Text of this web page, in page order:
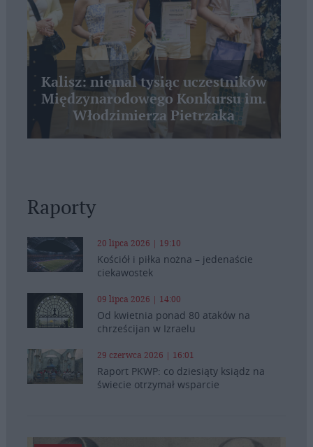
Kalisz: niemal tysiąc uczestników
Międzynarodowego Konkursu im.
Włodzimierza Pietrzaka
Raporty
20 lipca 2026 | 19:10
Kościół i piłka nożna – jedenaście
ciekawostek
09 lipca 2026 | 14:00
Od kwietnia ponad 80 ataków na
chrześcijan w Izraelu
29 czerwca 2026 | 16:01
Raport PKWP: co dziesiąty ksiądz na
świecie otrzymał wsparcie